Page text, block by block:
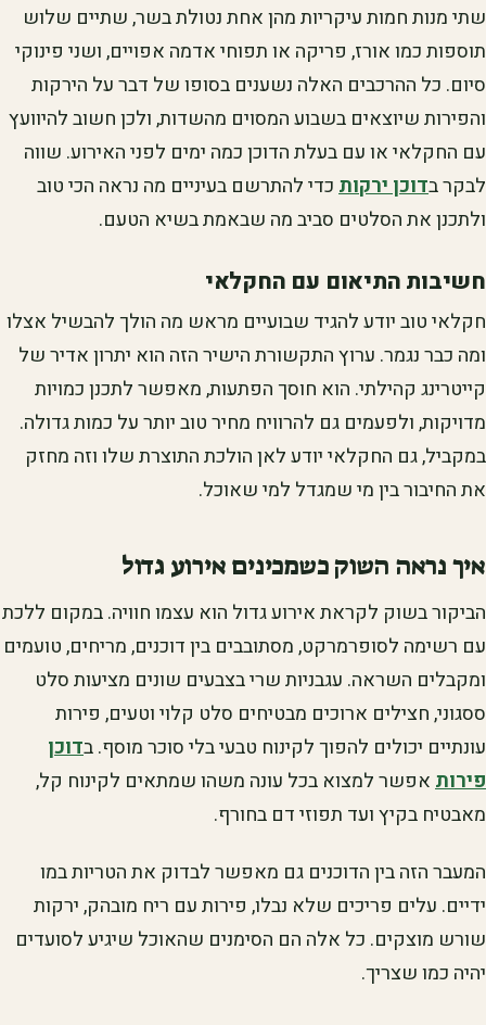
שתי מנות חמות עיקריות מהן אחת נטולת בשר, שתיים שלוש
תוספות כמו אורז, פריקה או תפוחי אדמה אפויים, ושני פינוקי
סיום. כל ההרכבים האלה נשענים בסופו של דבר על הירקות
והפירות שיוצאים בשבוע המסוים מהשדות, ולכן חשוב להיוועץ
עם החקלאי או עם בעלת הדוכן כמה ימים לפני האירוע. שווה
לבקר בדוכן ירקותכדי להתרשם בעיניים מה נראה הכי טוב
ולתכנן את הסלטים סביב מה שבאמת בשיא הטעם.
חשיבות התיאום עם החקלאי
חקלאי טוב יודע להגיד שבועיים מראש מה הולך להבשיל אצלו
ומה כבר נגמר. ערוץ התקשורת הישיר הזה הוא יתרון אדיר של
קייטרינג קהילתי. הוא חוסך הפתעות, מאפשר לתכנן כמויות
מדויקות, ולפעמים גם להרוויח מחיר טוב יותר על כמות גדולה.
במקביל, גם החקלאי יודע לאן הולכת התוצרת שלו וזה מחזק
את החיבור בין מי שמגדל למי שאוכל.
איך נראה השוק כשמכינים אירוע גדול
הביקור בשוק לקראת אירוע גדול הוא עצמו חוויה. במקום ללכת
עם רשימה לסופרמרקט, מסתובבים בין דוכנים, מריחים, טועמים
ומקבלים השראה. עגבניות שרי בצבעים שונים מציעות סלט
ססגוני, חצילים ארוכים מבטיחים סלט קלוי וטעים, פירות
עונתיים יכולים להפוך לקינוח טבעי בלי סוכר מוסף. בדוכן
פירותאפשר למצוא בכל עונה משהו שמתאים לקינוח קל,
מאבטיח בקיץ ועד תפוזי דם בחורף.
המעבר הזה בין הדוכנים גם מאפשר לבדוק את הטריות במו
ידיים. עלים פריכים שלא נבלו, פירות עם ריח מובהק, ירקות
שורש מוצקים. כל אלה הם הסימנים שהאוכל שיגיע לסועדים
יהיה כמו שצריך.